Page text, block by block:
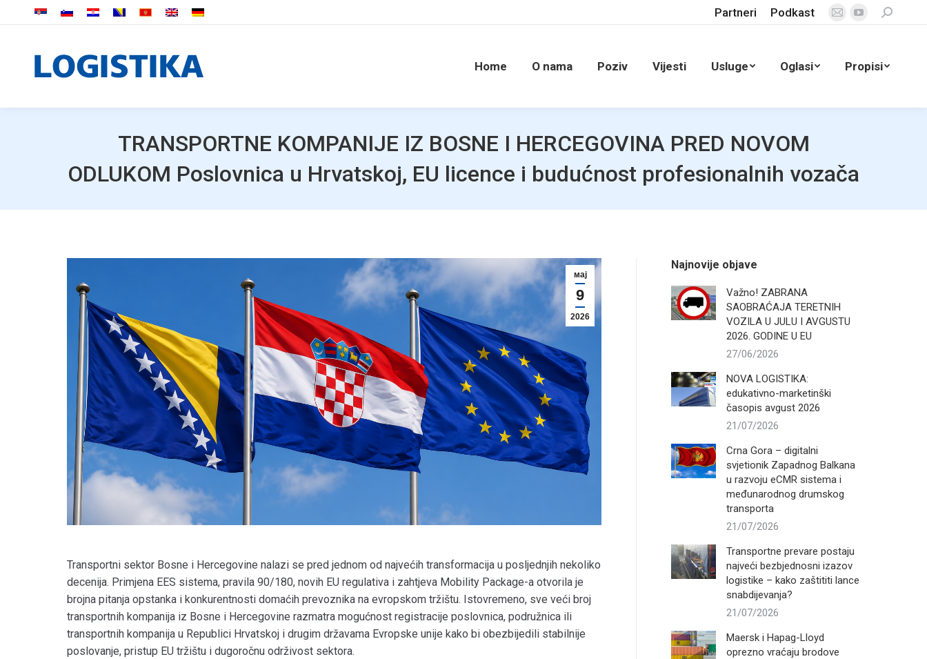
Partneri Podkast
Mail
window
YouTube
in
window
Search:
Home O nama Poziv Vijesti Usluge Oglasi Propisi
TRANSPORTNE KOMPANIJE IZ BOSNE I HERCEGOVINA PRED NOVOM
ODLUKOM Poslovnica u Hrvatskoj, EU licence i budućnost profesionalnih vozača
мај
9
2026
Transportni sektor Bosne i Hercegovine nalazi se pred jednom od najvećih transformacija u posljednjih nekoliko
decenija. Primjena EES sistema, pravila 90/180, novih EU regulativa i zahtjeva Mobility Package-a otvorila je
brojna pitanja opstanka i konkurentnosti domaćih prevoznika na evropskom tržištu. Istovremeno, sve veći broj
transportnih kompanija iz Bosne i Hercegovine razmatra mogućnost registracije poslovnica, podružnica ili
transportnih kompanija u Republici Hrvatskoj i drugim državama Evropske unije kako bi obezbijedili stabilnije
poslovanje, pristup EU tržištu i dugoročnu održivost sektora.
Najnovije objave
Važno! ZABRANA
SAOBRAĆAJA TERETNIH
VOZILA U JULU I AVGUSTU
2026. GODINE U EU
27/06/2026
NOVA LOGISTIKA:
edukativno-marketinški
časopis avgust 2026
21/07/2026
Crna Gora – digitalni
svjetionik Zapadnog Balkana
u razvoju eCMR sistema i
međunarodnog drumskog
transporta
21/07/2026
Transportne prevare postaju
najveći bezbjednosni izazov
logistike – kako zaštititi lance
snabdijevanja?
21/07/2026
Maersk i Hapag-Lloyd
oprezno vraćaju brodove